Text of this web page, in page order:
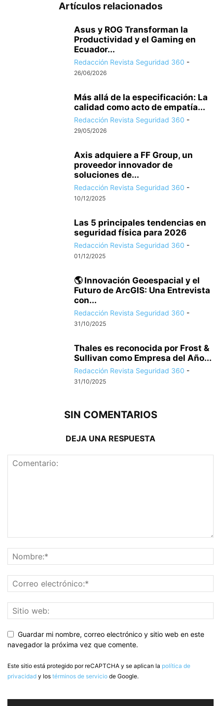
Artículos relacionados
Asus y ROG Transforman la
Productividad y el Gaming en
Ecuador...
Redacción Revista Seguridad 360 -
26/06/2026
Más allá de la especificación: La
calidad como acto de empatía...
Redacción Revista Seguridad 360 -
29/05/2026
Axis adquiere a FF Group, un
proveedor innovador de
soluciones de...
Redacción Revista Seguridad 360 -
10/12/2025
Las 5 principales tendencias en
seguridad física para 2026
Redacción Revista Seguridad 360 -
01/12/2025
🌎 Innovación Geoespacial y el
Futuro de ArcGIS: Una Entrevista
con...
Redacción Revista Seguridad 360 -
31/10/2025
Thales es reconocida por Frost &
Sullivan como Empresa del Año...
Redacción Revista Seguridad 360 -
31/10/2025
SIN COMENTARIOS
DEJA UNA RESPUESTA
Guardar mi nombre, correo electrónico y sitio web en este
navegador la próxima vez que comente.
Este sitio está protegido por reCAPTCHA y se aplican la política de
privacidad y los términos de servicio de Google.